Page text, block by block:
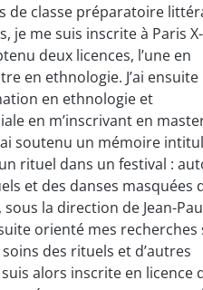
de classe préparatoire
je me suis inscrite à Paris X-
deux licences, l’une en
en ethnologie. J’ai ensuite
en ethnologie et
en m’inscrivant en
j’ai soutenu un mémoire
rituel dans un festival :
et des danses masquées
la direction de Jean-
suite orienté mes recherches
des rituels et d’autres
alors inscrite en licence